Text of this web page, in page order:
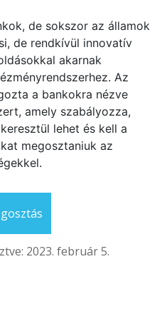
de sokszor az államok
de rendkívül innovatív
akarnak
Az
a bankokra nézve
amely szabályozza,
lehet és kell a
megosztaniuk az
2023. február 5.